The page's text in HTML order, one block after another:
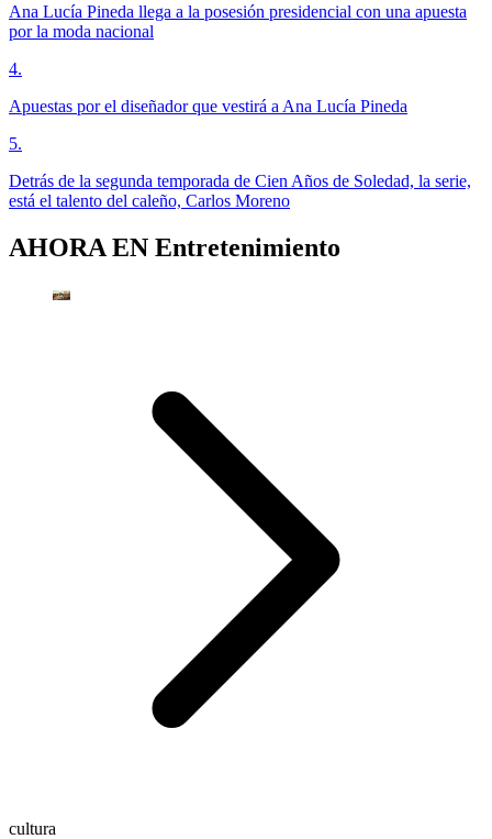
Ana Lucía Pineda llega a la posesión presidencial con una apuesta
por la moda nacional
4.
Apuestas por el diseñador que vestirá a Ana Lucía Pineda
5.
Detrás de la segunda temporada de Cien Años de Soledad, la serie,
está el talento del caleño, Carlos Moreno
AHORA EN Entretenimiento
cultura